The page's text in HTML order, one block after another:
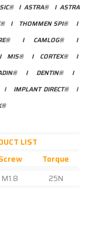
SIC® IASTRA®IASTRA
I THOMMEN SPI®I
I CAMLOG®
I
MIS® I CORTEX®I
I DENTIN®I
I IMPLANT DIRECT®I
LIST
Torque
M1.8 25N